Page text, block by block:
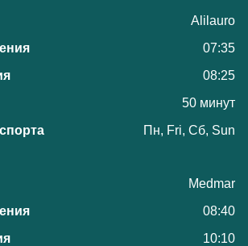
Alilauro
07:35
08:25
50 минут
Пн, Fri, Сб, Sun
Medmar
08:40
10:10